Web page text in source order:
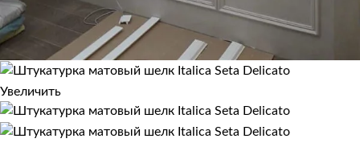
Увеличить